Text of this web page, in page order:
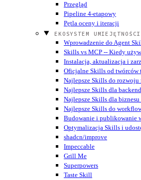
Przegląd
Pipeline 4-etapowy
Pętla oceny i iteracji
EKOSYSTEM UMIEJĘTNOŚCI
Wprowadzenie do Agent
Skills vs MCP -- Kiedy
Instalacja, aktualizacja i
Oficjalne Skills od twórców
Najlepsze Skills do rozwoju
Najlepsze Skills dla
Najlepsze Skills dla
Najlepsze Skills do
Budowanie i publikowanie
Optymalizacja Skills i
shadcn/improve
Impeccable
Grill Me
Superpowers
Taste Skill